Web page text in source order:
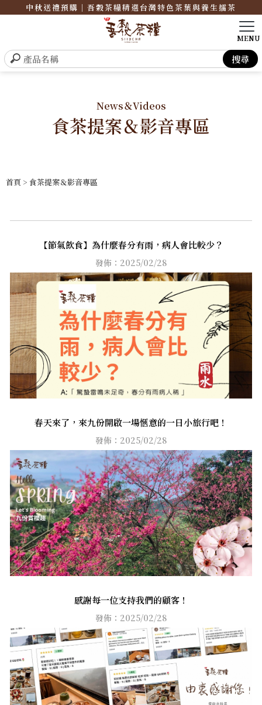
中秋送禮預購｜吾穀茶糧精選台灣特色茶葉與養生擂茶
News＆Videos
食茶提案＆影音專區
首頁 > 食茶提案＆影音專區
【節氣飲食】為什麼春分有雨，病人會比較少？
發佈：2025/02/28
春天來了，來九份開啟一場愜意的一日小旅行吧！
發佈：2025/02/28
感謝每一位支持我們的顧客！
發佈：2025/02/28